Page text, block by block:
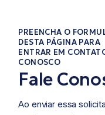
PREENCHA O
DESTA PÁGINA PARA
ENTRAR EM
CONOSCO​
Fale
Ao enviar essa